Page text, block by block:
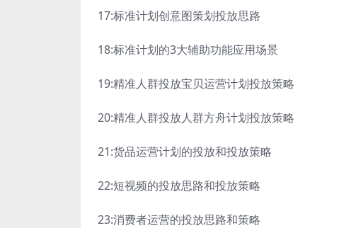
17:标准计划创意图策划投放思路
18:标准计划的3大辅助功能应用场景
19:精准人群投放宝贝运营计划投放策略
20:精准人群投放人群方舟计划投放策略
21:货品运营计划的投放和投放策略
22:短视频的投放思路和投放策略
23:消费者运营的投放思路和策略